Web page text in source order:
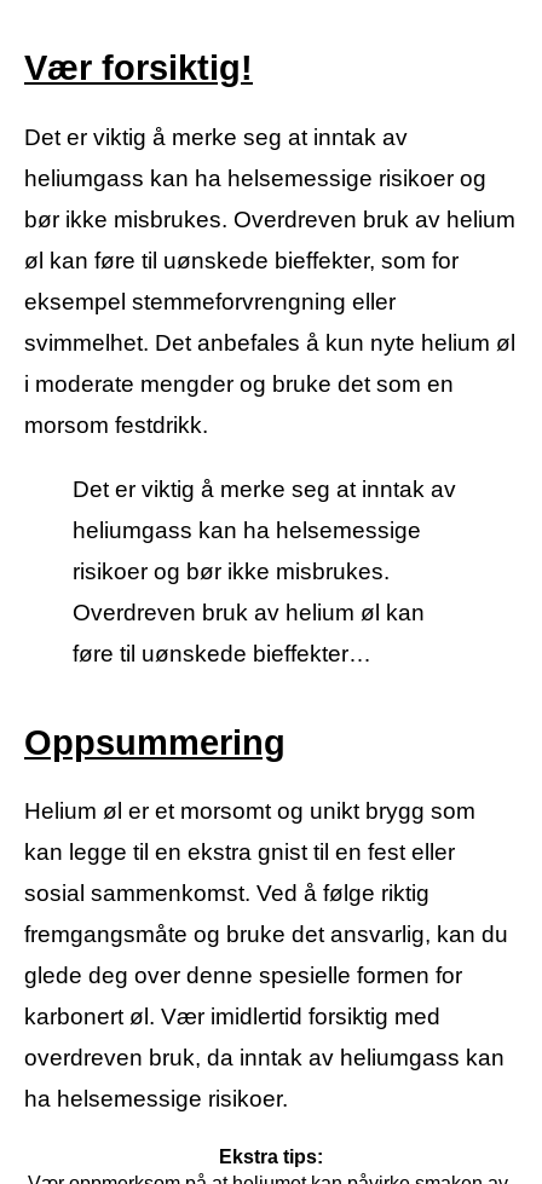
Vær forsiktig!
Det er viktig å merke seg at inntak av
heliumgass kan ha helsemessige risikoer og
bør ikke misbrukes. Overdreven bruk av helium
øl kan føre til uønskede bieffekter, som for
eksempel stemmeforvrengning eller
svimmelhet. Det anbefales å kun nyte helium øl
i moderate mengder og bruke det som en
morsom festdrikk.
Det er viktig å merke seg at inntak av
heliumgass kan ha helsemessige
risikoer og bør ikke misbrukes.
Overdreven bruk av helium øl kan
føre til uønskede bieffekter…
Oppsummering
Helium øl er et morsomt og unikt brygg som
kan legge til en ekstra gnist til en fest eller
sosial sammenkomst. Ved å følge riktig
fremgangsmåte og bruke det ansvarlig, kan du
glede deg over denne spesielle formen for
karbonert øl. Vær imidlertid forsiktig med
overdreven bruk, da inntak av heliumgass kan
ha helsemessige risikoer.
Ekstra tips: